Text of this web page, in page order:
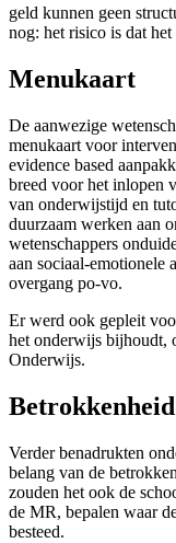
geld kunnen geen
nog: het risico is dat
Menukaart
De aanwezige
menukaart voor
evidence based
breed voor het inlopen
van onderwijstijd en
duurzaam werken aan
wetenschappers
aan sociaal-emotionele
overgang po-vo.
Er werd ook gepleit
het onderwijs bijhoudt,
Onderwijs.
Verder benadrukten
belang van de
zouden het ook de
de MR, bepalen waar
besteed.